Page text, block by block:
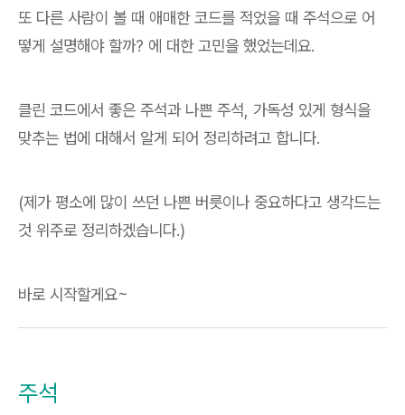
또 다른 사람이 볼 때 애매한 코드를 적었을 때 주석으로 어
떻게 설명해야 할까? 에 대한 고민을 했었는데요.
클린 코드에서 좋은 주석과 나쁜 주석, 가독성 있게 형식을
맞추는 법에 대해서 알게 되어 정리하려고 합니다.
(제가 평소에 많이 쓰던 나쁜 버릇이나 중요하다고 생각드는
것 위주로 정리하겠습니다.)
바로 시작할게요~
주석